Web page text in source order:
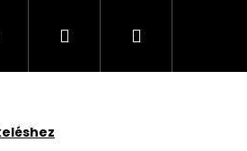
Bejelentkezés
Kosár